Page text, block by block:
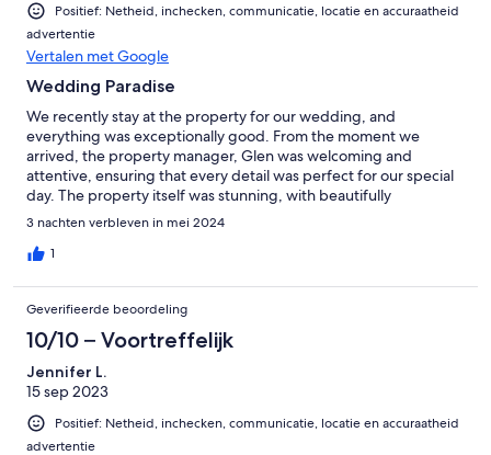
Positief: Netheid, inchecken, communicatie, locatie en accuraatheid
advertentie
Vertalen met Google
Wedding Paradise
We recently stay at the property for our wedding, and
everything was exceptionally good. From the moment we
arrived, the property manager, Glen was welcoming and
attentive, ensuring that every detail was perfect for our special
day. The property itself was stunning, with beautifully
manicured gardens and elegantly decorated spaces that
reception. The accommodations were comfortable and
Overall, we couldn't have asked for a better place to celebrate
our wedding. Highly recommended for anyone looking for a
picturesque and well-managed venue for their special occasion.
3 nachten verbleven in mei 2024
1
Geverifieerde beoordeling
10/10 – Voortreffelijk
Jennifer L.
15 sep 2023
Positief: Netheid, inchecken, communicatie, locatie en accuraatheid
advertentie